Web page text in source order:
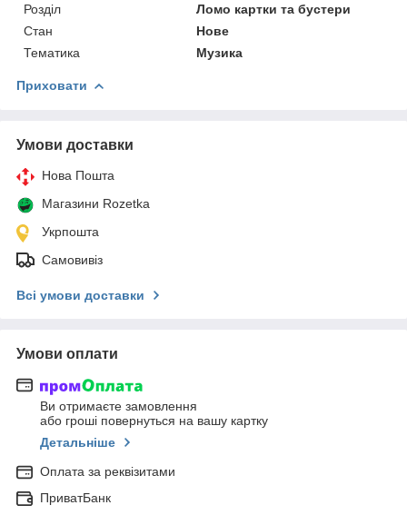
Розділ
Ломо картки та бустери
Стан
Нове
Тематика
Музика
Приховати
Умови доставки
Нова Пошта
Магазини Rozetka
Укрпошта
Самовивіз
Всі умови доставки
Умови оплати
Ви отримаєте замовлення
або гроші повернуться на вашу картку
Детальніше
Оплата за реквізитами
ПриватБанк